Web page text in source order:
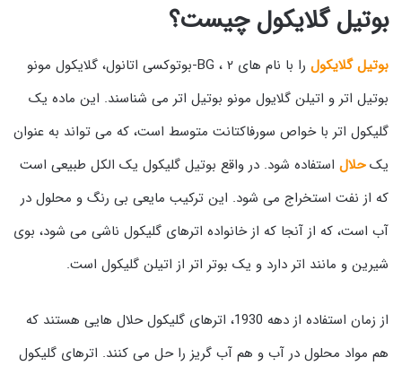
بوتیل گلایکول چیست؟
بوتیل گلایکول
را با نام های BG ، ۲-بوتوکسی اتانول، گلایکول مونو
بوتیل اتر و اتیلن گلایول مونو بوتیل اتر می شناسند. این ماده یک
گلیکول اتر با خواص سورفاکتانت متوسط است، که می تواند به عنوان
یکحلال استفاده شود. در واقع بوتیل گلیکول یک الکل طبیعی است
که از نفت استخراج می شود. این ترکیب مایعی بی رنگ و محلول در
آب است، که از آنجا که از خانواده اترهای گلیکول ناشی می شود، بوی
شیرین و مانند اتر دارد و یک بوتر اتر از اتیلن گلیکول است.
از زمان استفاده از دهه 1930، اترهای گلیکول حلال هایی هستند که
هم مواد محلول در آب و هم آب گریز را حل می کنند. اترهای گلیکول